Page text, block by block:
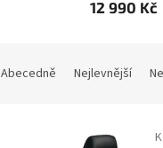
12 990 Kč
Abecedně Nejlevnější